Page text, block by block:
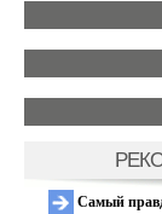
Самый